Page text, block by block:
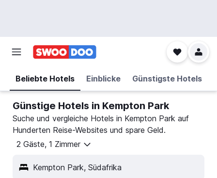
Beliebte Hotels Einblicke Günstigste Hotels
Günstige Hotels in Kempton Park
Suche und vergleiche Hotels in Kempton Park auf
Hunderten Reise-Websites und spare Geld.
2 Gäste, 1 Zimmer
Kempton Park, Südafrika